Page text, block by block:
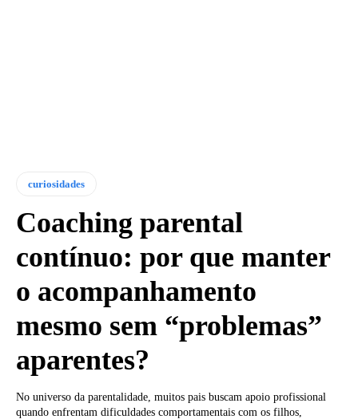
curiosidades
Coaching parental
contínuo: por que manter
o acompanhamento
mesmo sem “problemas”
aparentes?
No universo da parentalidade, muitos pais buscam apoio profissional
quando enfrentam dificuldades comportamentais com os filhos,